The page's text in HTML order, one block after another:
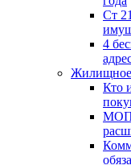
Ст
4
Жилищное
Кто
МОП